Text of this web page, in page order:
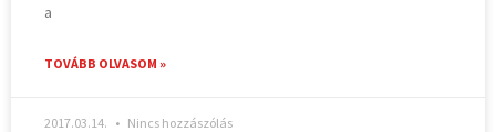
a
TOVÁBB OLVASOM »
2017.03.14. Nincs hozzászólás